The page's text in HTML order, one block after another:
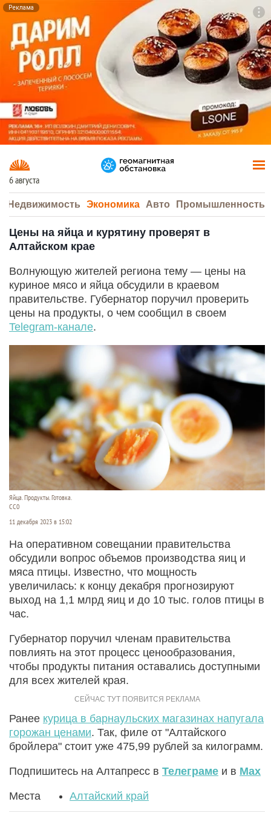
Реклама
6 августа
Недвижимость Экономика Авто Промышленность
Цены на яйца и курятину проверят в
Алтайском крае
Волнующую жителей региона тему — цены на
куриное мясо и яйца обсудили в краевом
правительстве. Губернатор поручил проверить
цены на продукты, о чем сообщил в своем
Telegram-канале.
Яйца. Продукты. Готовка.
СС0
11 декабря 2023 в 15:02
На оперативном совещании правительства
обсудили вопрос объемов производства яиц и
мяса птицы. Известно, что мощность
увеличилась: к концу декабря прогнозируют
выход на 1,1 млрд яиц и до 10 тыс. голов птицы в
час.
Губернатор поручил членам правительства
повлиять на этот процесс ценообразования,
чтобы продукты питания оставались доступными
для всех жителей края.
Ранее курица в барнаульских магазинах напугала
горожан ценами. Так, филе от "Алтайского
бройлера" стоит уже 475,99 рублей за килограмм.
Подпишитесь на Алтапресс в Телеграме и в Max
Места Алтайский край